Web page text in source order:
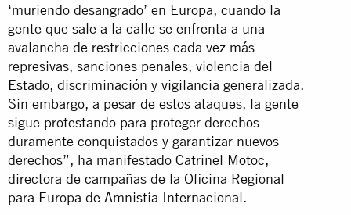
‘muriendo desangrado’ en Europa, cuando la
gente que sale a la calle se enfrenta a una
avalancha de restricciones cada vez más
represivas, sanciones penales, violencia del
Estado, discriminación y vigilancia generalizada.
Sin embargo, a pesar de estos ataques, la gente
sigue protestando para proteger derechos
duramente conquistados y garantizar nuevos
derechos”, ha manifestado Catrinel Motoc,
directora de campañas de la Oficina Regional
para Europa de Amnistía Internacional.